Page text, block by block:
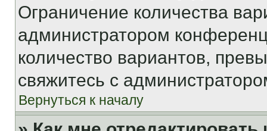
Ограничение количества
администратором
количество вариантов,
свяжитесь с
Вернуться к началу